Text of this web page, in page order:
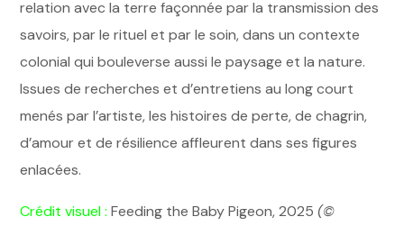
relation avec la terre façonnée par la transmission des
savoirs, par le rituel et par le soin, dans un contexte
colonial qui bouleverse aussi le paysage et la nature.
Issues de recherches et d’entretiens au long court
menés par l’artiste, les histoires de perte, de chagrin,
d’amour et de résilience affleurent dans ses figures
enlacées.
Crédit visuel : Feeding the Baby Pigeon, 2025 (©